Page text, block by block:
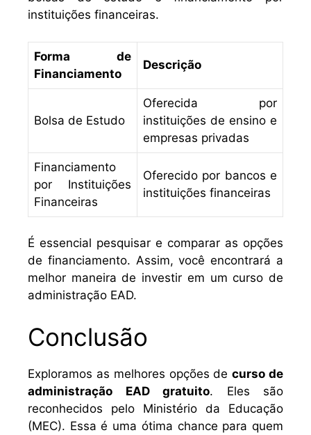
instituições financeiras.
Forma de
Financiamento
Descrição
Bolsa de Estudo
Oferecida por
instituições de ensino e
empresas privadas
Financiamento
por Instituições
Financeiras
Oferecido por bancos e
instituições financeiras
É essencial pesquisar e comparar as opções
de financiamento. Assim, você encontrará a
melhor maneira de investir em um curso de
administração EAD.
Conclusão
Exploramos as melhores opções decurso de
administração EAD gratuito. Eles são
reconhecidos pelo Ministério da Educação
(MEC). Essa é uma ótima chance para quem